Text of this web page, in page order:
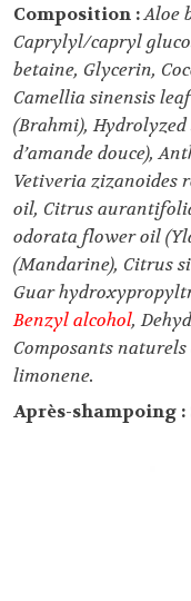
Composition :Aloe
Caprylyl/capryl
betaine, Glycerin,
Camellia sinensis
(Brahmi),
d’amande douce),
Vetiveria zizanoides
oil, Citrus
odorata flower oil
(Mandarine), Citrus
Guar
Benzyl alcohol,
Composants
limonene.
Après-shampoing :